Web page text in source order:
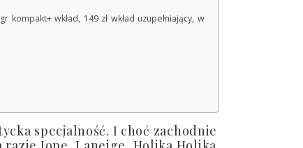
kompakt+ wkład, 149 zł wkład uzupełniający, w
specjalność. I choć zachodnie